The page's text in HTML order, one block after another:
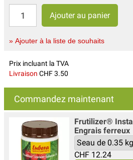
» Ajouter à la liste de souhaits
Prix incluant la TVA
Livraison CHF 3.50
Commandez maintenant
Frutilizer®
Engrais ferreux
CHF 12.24